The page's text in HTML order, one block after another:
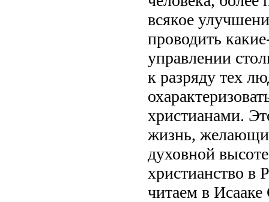
всякое
проводить
управлении
к разряду тех
христианами.
жизнь,
духовной
христианство в
читаем в